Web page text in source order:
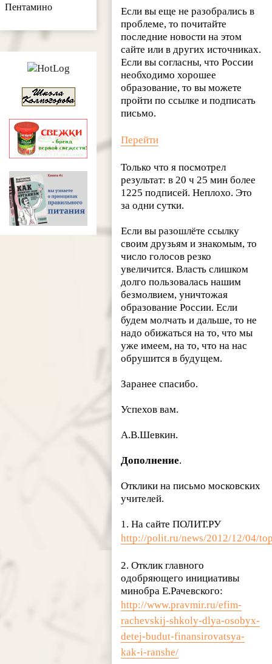
Если вы еще не разобрались в
проблеме, то почитайте
последние новости на этом
сайте или в других источниках.
Если вы согласны, что России
необходимо хорошее
образование, то вы можете
пройти по ссылке и подписать
письмо.
Перейти
Только что я посмотрел
результат: в 20 ч 25 мин более
1225 подписей. Неплохо. Это
за одни сутки.
Если вы разошлёте ссылку
своим друзьям и знакомым, то
число голосов резко
увеличится. Власть слишком
долго пользовалась нашим
безмолвием, уничтожая
образование России. Если
будем молчать и дальше, то не
надо обижаться на то, что мы
уже имеем, на то, что на нас
обрушится в будущем.
Заранее спасибо.
Успехов вам.
А.В.Шевкин.
Дополнение.
Отклики на письмо московских
учителей.
1. На сайте ПОЛИТ.РУ
http://polit.ru/news/2012/12/04/
2. Отклик главного
одобряющего инициативы
минобра Е.Рачевского:
http://www.pravmir.ru/efim-
rachevskij-shkoly-dlya-osobyx-
detej-budut-finansirovatsya-
kak-i-ranshe/
Пентамино